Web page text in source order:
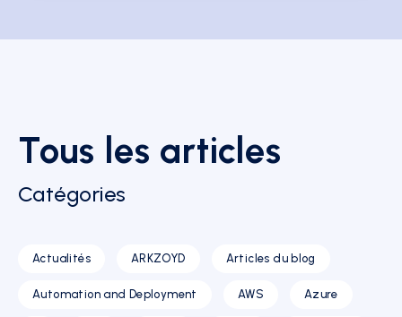
Tous les articles
Catégories
Actualités ARKZOYD Articles du blog
Automation and Deployment AWS Azure